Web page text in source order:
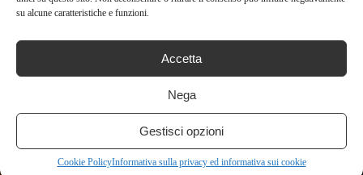
su alcune caratteristiche e funzioni.
Accetta
Nega
Gestisci opzioni
Cookie PolicyInformativa sulla privacy ed informativa sui cookie
TRINOCULARE
ULTRAPRECISASPINA
SHARE THIS POST